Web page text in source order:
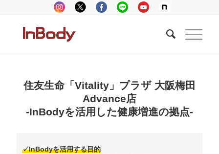
住友生命「Vitality」プラザ 大阪梅田
Advance店
-InBodyを活用した健康増進の拠点-
✓InBodyを活用する目的